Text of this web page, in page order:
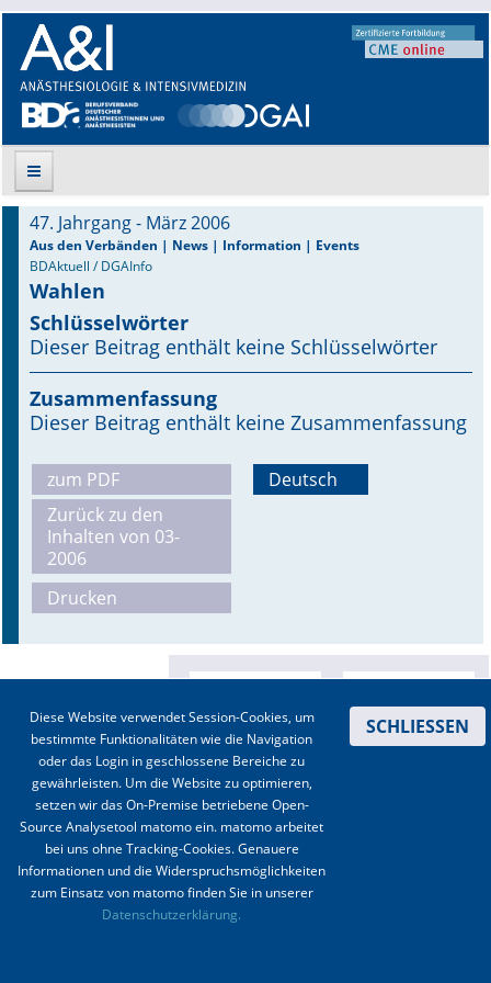
Suche
Aktuelle Ausgabe
Leitlinien
Archiv
Supplements
Supplements OrphanAnesthesia
Online First
A&I English
Autoren-Service
Bestell-Service
Stellenmarkt
Kongresskalender
47. Jahrgang - März 2006
Aus den Verbänden | News | Information | Events
BDAktuell / DGAInfo
Wahlen
Schlüsselwörter
Dieser Beitrag enthält keine Schlüsselwörter
Zusammenfassung
Dieser Beitrag enthält keine Zusammenfassung
zum PDF
Zurück zu den
Inhalten von 03-
2006
Drucken
Deutsch
Impressum Datenschutz
Diese Website verwendet Session-Cookies, um
bestimmte Funktionalitäten wie die Navigation
oder das Login in geschlossene Bereiche zu
gewährleisten. Um die Website zu optimieren,
setzen wir das On-Premise betriebene Open-
Source Analysetool matomo ein. matomo arbeitet
bei uns ohne Tracking-Cookies. Genauere
Informationen und die Widerspruchsmöglichkeiten
zum Einsatz von matomo finden Sie in unserer
Datenschutzerklärung.
SCHLIESSEN